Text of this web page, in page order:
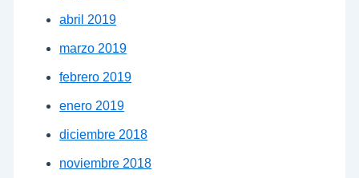
abril 2019
marzo 2019
febrero 2019
enero 2019
diciembre 2018
noviembre 2018